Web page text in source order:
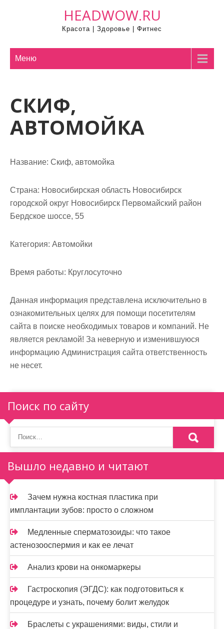
HEADWOW.RU
Красота | Здоровье | Фитнес
Меню
СКИФ,
АВТОМОЙКА
Название: Скиф, автомойка
Страна: Новосибирская область Новосибирск
городской округ Новосибирск Первомайский район
Бердское шоссе, 55
Категория: Автомойки
Время работы: Круглосуточно
Данная информация представлена исключительно в
ознакомительных целях для помощи посетителям
сайта в поиске необходимых товаров и компаний. Не
является рекламой! За неверную и изменившуюся
информацию Администрация сайта ответственность
не несет.
Поиск по сайту
Вышло недавно и читают
Зачем нужна костная пластика при
имплантации зубов: просто о сложном
Медленные сперматозоиды: что такое
астенозооспермия и как ее лечат
Анализ крови на онкомаркеры
Гастроскопия (ЭГДС): как подготовиться к
процедуре и узнать, почему болит желудок
Браслеты с украшениями: виды, стили и